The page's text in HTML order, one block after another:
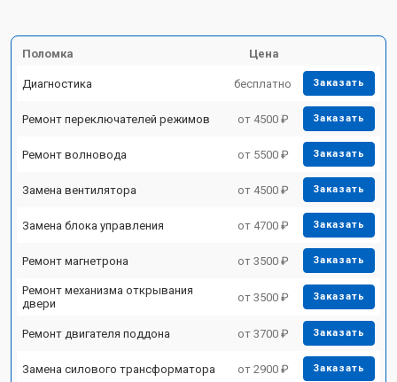
Поломка Цена
Диагностика бесплатно Заказать
Ремонт переключателей режимов от 4500 ₽ Заказать
Ремонт волновода от 5500 ₽ Заказать
Замена вентилятора от 4500 ₽ Заказать
Замена блока управления от 4700 ₽ Заказать
Ремонт магнетрона от 3500 ₽ Заказать
Ремонт механизма открывания
двери
от 3500 ₽ Заказать
Ремонт двигателя поддона от 3700 ₽ Заказать
Замена силового трансформатора от 2900 ₽ Заказать